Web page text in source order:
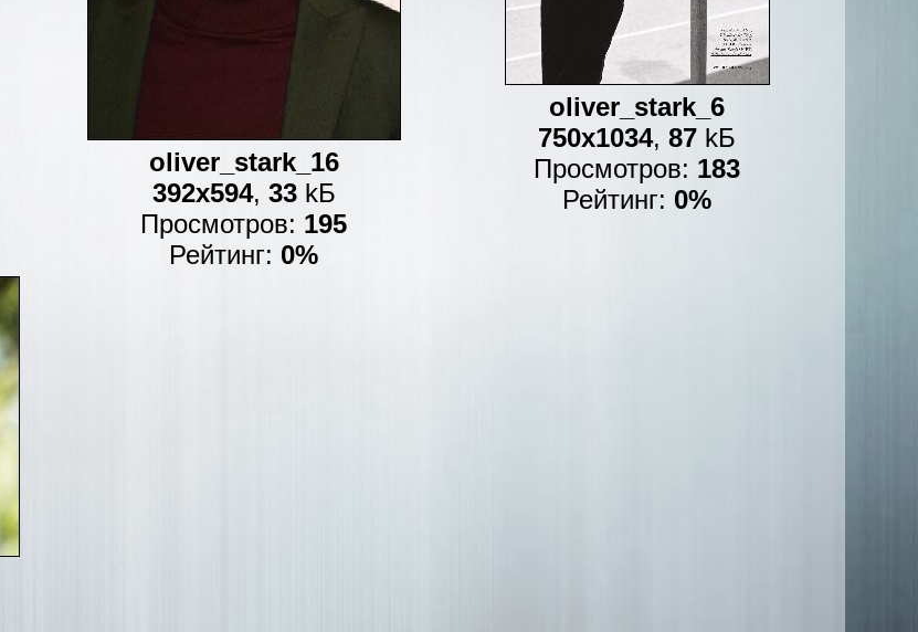
oliver_stark_16
392x594, 33kБ
Просмотров: 195
Рейтинг: 0%
oliver_stark_6
750x1034,87 kБ
Просмотров: 183
Рейтинг: 0%